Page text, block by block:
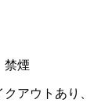
禁煙
アウトあり、